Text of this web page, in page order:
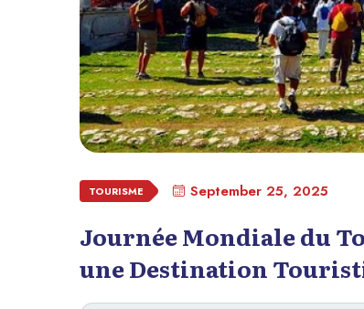
TOURISME September 25, 2025
Journée Mondiale du
une Destination